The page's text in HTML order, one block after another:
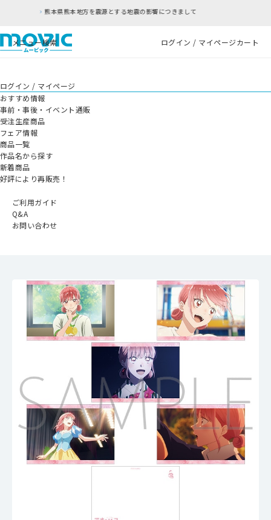
する地震の影響につきまして
メニュー検索 ログイン / マイページカート
ログイン / マイページ
おすすめ情報
事前・事後・イベント通販
受注生産商品
フェア情報
商品一覧
作品名から探す
新着商品
好評により再販売！
ご利用ガイド
Q&A
お問い合わせ